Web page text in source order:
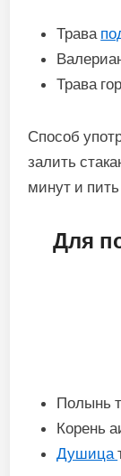
Трава
Трава
Способ
залить
минут и
Для
Полынь
Корень
Душица